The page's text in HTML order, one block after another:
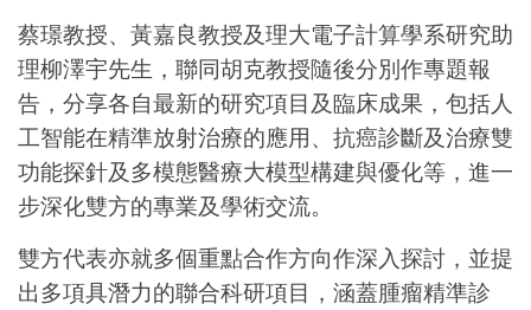
蔡璟教授、黃嘉良教授及理大電子計算學系研究助
理柳澤宇先生，聯同胡克教授隨後分別作專題報
告，分享各自最新的研究項目及臨床成果，包括人
工智能在精準放射治療的應用、抗癌診斷及治療雙
功能探針及多模態醫療大模型構建與優化等，進一
步深化雙方的專業及學術交流。
雙方代表亦就多個重點合作方向作深入探討，並提
出多項具潛力的聯合科研項目，涵蓋腫瘤精準診